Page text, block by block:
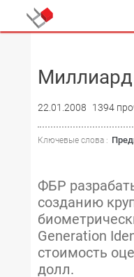
Миллиард
22.01.2008 1394
Ключевые слова :
ФБР
созданию
Generation
стоимость
долл.